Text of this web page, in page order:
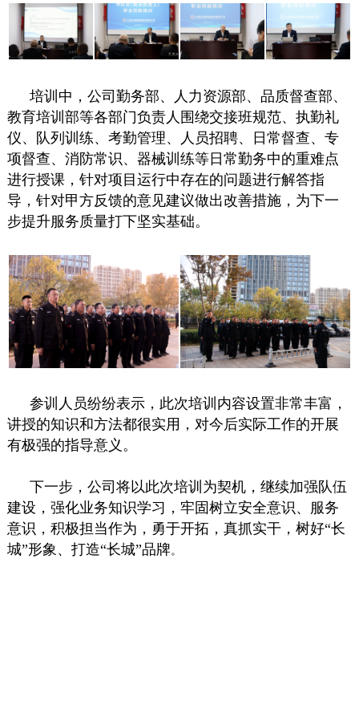
培训中，公司勤务部、人力资源部、品质督查部、
教育培训部等各部门负责人围绕交接班规范、执勤礼
仪、队列训练、考勤管理、人员招聘、日常督查、专
项督查、消防常识、器械训练等日常勤务中的重难点
进行授课，针对项目运行中存在的问题进行解答指
导，针对甲方反馈的意见建议做出改善措施，为下一
步提升服务质量打下坚实基础。
参训人员纷纷表示，此次培训内容设置非常丰富，
讲授的知识和方法都很实用，对今后实际工作的开展
有极强的指导意义。
下一步，公司将以此次培训为契机，继续加强队伍
建设，强化业务知识学习，牢固树立安全意识、服务
意识，积极担当作为，勇于开拓，真抓实干，树好“长
城”形象、打造“长城”品牌 。